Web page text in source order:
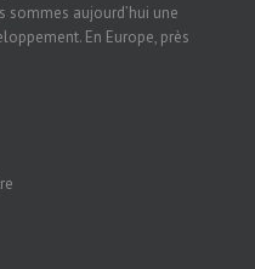
sommes aujourd’hui une
En Europe, près